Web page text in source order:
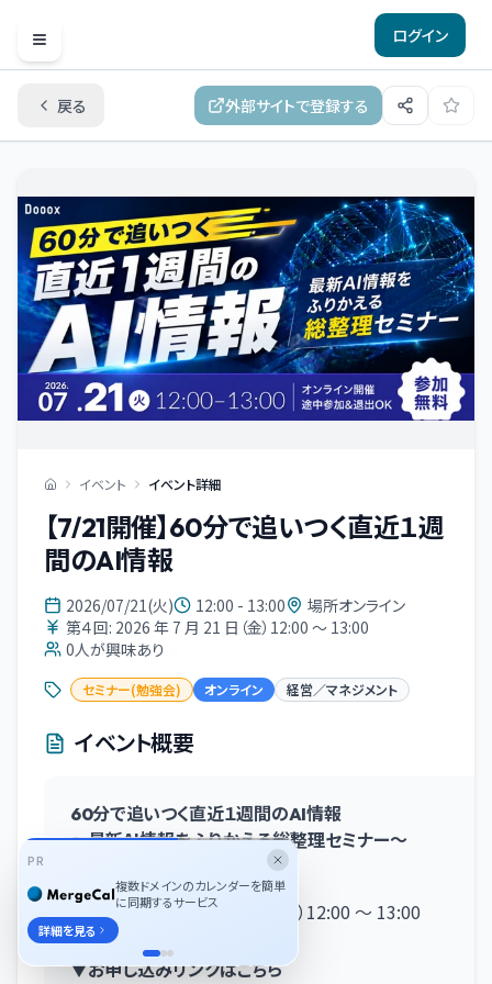
Open menu
ログイン
戻る 外部サイトで登録する
イベント イベント詳細
【7/21開催】60分で追いつく直近１週
間のAI情報
2026/07/21(火) 12:00 - 13:00
場所オンライン
第４回: 2026 年 7 月 21 日（金）12:00 〜 13:00
0人が興味あり
セミナー(勉強会) オンライン 経営／マネジメント
イベント概要
60分で追いつく直近１週間のAI情報
〜最新AI情報をふりかえる総整理セミナー〜
【開催日時】
第４回: 2026 年 7 月 21 日（金）12:00 〜 13:00
▼お申し込みリンクはこちら
PR
複数ドメインのカレンダーを簡単
に同期するサービス
詳細を見る